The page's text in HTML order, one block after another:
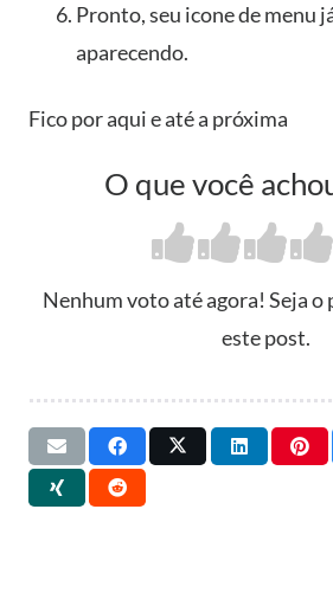
Pronto, seu icone de menu
aparecendo.
Fico por aqui e até a próxima
O que você
Nenhum voto até agora! Seja
este post.